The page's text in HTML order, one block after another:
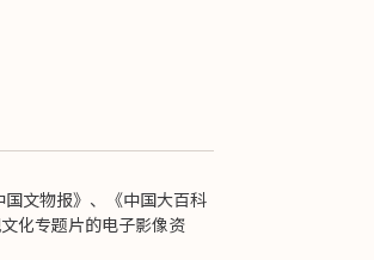
文物报》、《中国大百科
化专题片的电子影像资